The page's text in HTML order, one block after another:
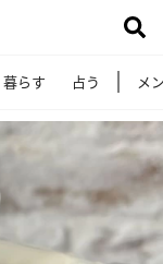
暮らす 占う メ